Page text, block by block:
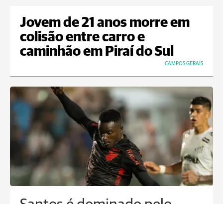
Jovem de 21 anos morre em
colisão entre carro e
caminhão em Piraí do Sul
CAMPOS GERAIS